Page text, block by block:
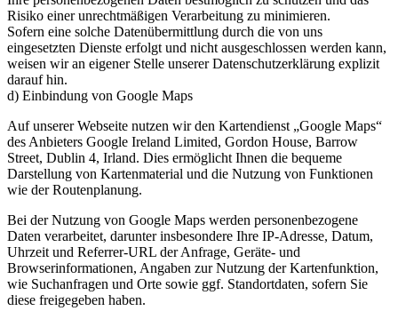
Risiko einer unrechtmäßigen Verarbeitung zu minimieren.
Sofern eine solche Datenübermittlung durch die von uns
eingesetzten Dienste erfolgt und nicht ausgeschlossen werden kann,
weisen wir an eigener Stelle unserer Datenschutzerklärung explizit
darauf hin.
d) Einbindung von Google Maps
Auf unserer Webseite nutzen wir den Kartendienst „Google Maps“
des Anbieters Google Ireland Limited, Gordon House, Barrow
Street, Dublin 4, Irland. Dies ermöglicht Ihnen die bequeme
Darstellung von Kartenmaterial und die Nutzung von Funktionen
wie der Routenplanung.
Bei der Nutzung von Google Maps werden personenbezogene
Daten verarbeitet, darunter insbesondere Ihre IP-Adresse, Datum,
Uhrzeit und Referrer-URL der Anfrage, Geräte- und
Browserinformationen, Angaben zur Nutzung der Kartenfunktion,
wie Suchanfragen und Orte sowie ggf. Standortdaten, sofern Sie
diese freigegeben haben.